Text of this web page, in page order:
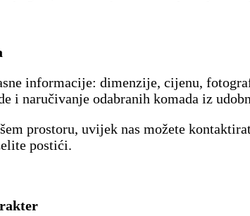
informacije: dimenzije, cijenu,
i naručivanje odabranih komada iz
prostoru, uvijek nas možete
postići.